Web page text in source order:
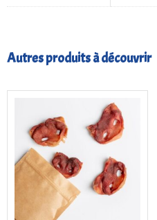
Autres produits à découvrir